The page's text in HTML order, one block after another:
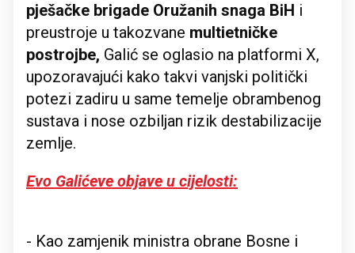
pješačke brigade Oružanih snaga BiH i
preustroje u takozvane multietničke
postrojbe, Galić se oglasio na platformi X,
upozoravajući kako takvi vanjski politički
potezi zadiru u same temelje obrambenog
sustava i nose ozbiljan rizik destabilizacije
zemlje.
Evo Galićeve objave u cijelosti:
- Kao zamjenik ministra obrane Bosne i